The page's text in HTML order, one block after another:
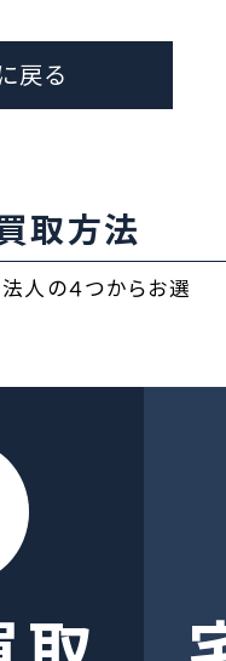
戻る
取方法
人の４つからお選